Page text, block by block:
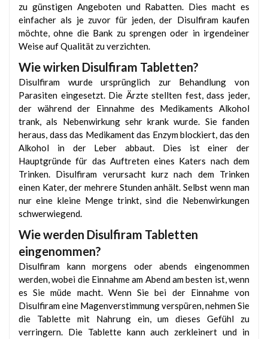
zu günstigen Angeboten und Rabatten. Dies macht es
einfacher als je zuvor für jeden, der Disulfiram kaufen
möchte, ohne die Bank zu sprengen oder in irgendeiner
Weise auf Qualität zu verzichten.
Wie wirken Disulfiram Tabletten?
Disulfiram wurde ursprünglich zur Behandlung von
Parasiten eingesetzt. Die Ärzte stellten fest, dass jeder,
der während der Einnahme des Medikaments Alkohol
trank, als Nebenwirkung sehr krank wurde. Sie fanden
heraus, dass das Medikament das Enzym blockiert, das den
Alkohol in der Leber abbaut. Dies ist einer der
Hauptgründe für das Auftreten eines Katers nach dem
Trinken. Disulfiram verursacht kurz nach dem Trinken
einen Kater, der mehrere Stunden anhält. Selbst wenn man
nur eine kleine Menge trinkt, sind die Nebenwirkungen
schwerwiegend.
Wie werden Disulfiram Tabletten
eingenommen?
Disulfiram kann morgens oder abends eingenommen
werden, wobei die Einnahme am Abend am besten ist, wenn
es Sie müde macht. Wenn Sie bei der Einnahme von
Disulfiram eine Magenverstimmung verspüren, nehmen Sie
die Tablette mit Nahrung ein, um dieses Gefühl zu
verringern. Die Tablette kann auch zerkleinert und in